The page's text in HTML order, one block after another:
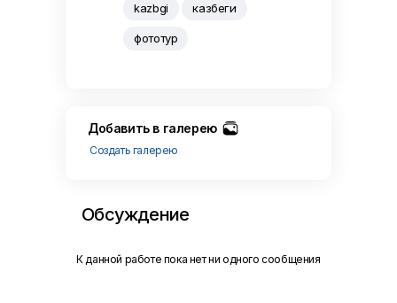
kazbgi казбеги
фототур
Добавить в галерею
Создать галерею
Обсуждение
К данной работе пока нет ни одного сообщения